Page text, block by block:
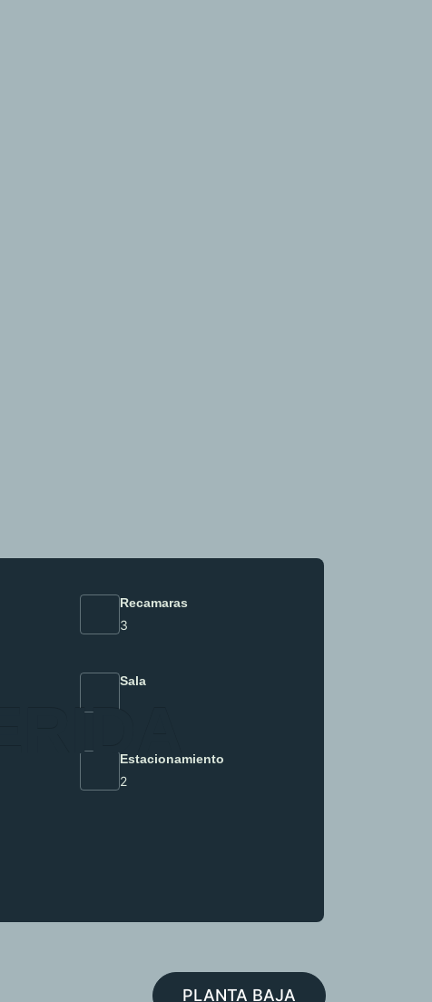
ID
Recamaras
3
Sala
Estacionamiento
2
PLANTA BAJA